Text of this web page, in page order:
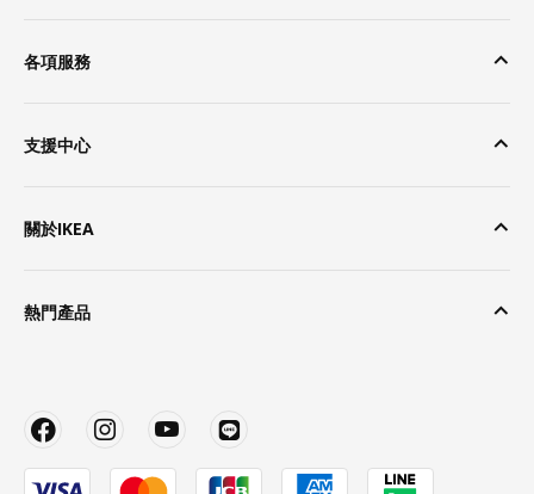
各項服務
支援中心
關於IKEA
熱門產品